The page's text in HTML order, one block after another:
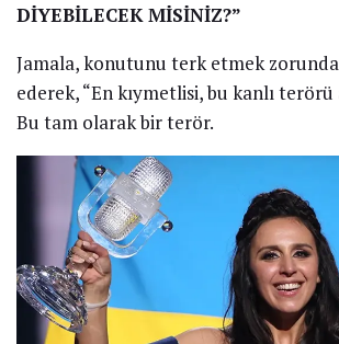
DİYEBİLECEK MİSİNİZ?”
Jamala, konutunu terk etmek zorunda
ederek, “En kıymetlisi, bu kanlı
Bu tam olarak bir terör.